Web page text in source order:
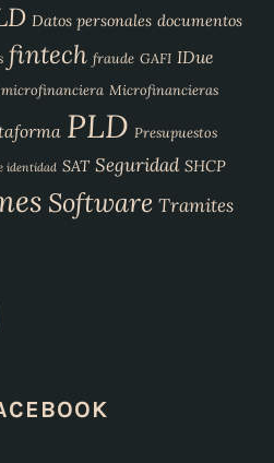
Datos personales documentos
fintech fraude GAFI IDue
microfinanciera Microfinancieras
PLD Presupuestos
identidad SAT Seguridad SHCP
Software Tramites